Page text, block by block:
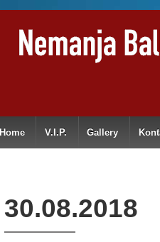
Home V.I.P. Gallery
30.08.2018